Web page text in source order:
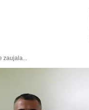
zaujala...